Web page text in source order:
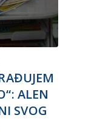
ALEN
SVOG